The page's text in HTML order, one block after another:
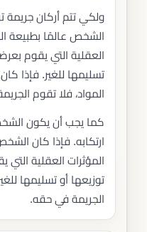
ولكي تتم أركان جريمة
الشخص عالمًا بطبيعة
العقلية التي يقوم
تسليمها للغير. فإذا
المواد، فلا تقوم
كما يجب أن يكون
ارتكابه. فإذا كان
المؤثرات العقلية التي
توزيعها أو تسليمها
الجريمة في حقه.